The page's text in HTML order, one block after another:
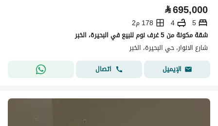
⃁695,000
5
4
178 م2
شقة مكونة من 5 غرف نوم للبيع في البحيرة، الخبر
شارع الانوار، حي البحيرة، الخبر
الإيميل
اتصال